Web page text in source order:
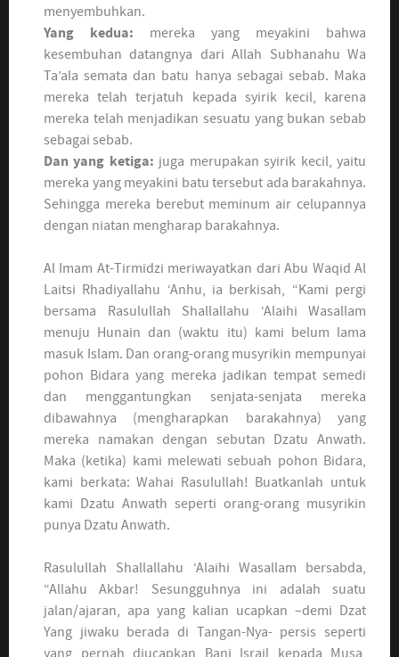
menyembuhkan.
Yang kedua: mereka yang meyakini bahwa
kesembuhan datangnya dari Allah Subhanahu Wa
Ta’ala semata dan batu hanya sebagai sebab. Maka
mereka telah terjatuh kepada syirik kecil, karena
mereka telah menjadikan sesuatu yang bukan sebab
sebagai sebab.
Dan yang ketiga: juga merupakan syirik kecil, yaitu
mereka yang meyakini batu tersebut ada barakahnya.
Sehingga mereka berebut meminum air celupannya
dengan niatan mengharap barakahnya.
Al Imam At-Tirmidzi meriwayatkan dari Abu Waqid Al
Laitsi Rhadiyallahu ‘Anhu, ia berkisah, “Kami pergi
bersama Rasulullah Shallallahu ‘Alaihi Wasallam
menuju Hunain dan (waktu itu) kami belum lama
masuk Islam. Dan orang-orang musyrikin mempunyai
pohon Bidara yang mereka jadikan tempat semedi
dan menggantungkan senjata-senjata mereka
dibawahnya (mengharapkan barakahnya) yang
mereka namakan dengan sebutan Dzatu Anwath.
Maka (ketika) kami melewati sebuah pohon Bidara,
kami berkata: Wahai Rasulullah! Buatkanlah untuk
kami Dzatu Anwath seperti orang-orang musyrikin
punya Dzatu Anwath.
Rasulullah Shallallahu ‘Alaihi Wasallam bersabda,
“Allahu Akbar! Sesungguhnya ini adalah suatu
jalan/ajaran, apa yang kalian ucapkan –demi Dzat
Yang jiwaku berada di Tangan-Nya- persis seperti
yang pernah diucapkan Bani Israil kepada Musa,